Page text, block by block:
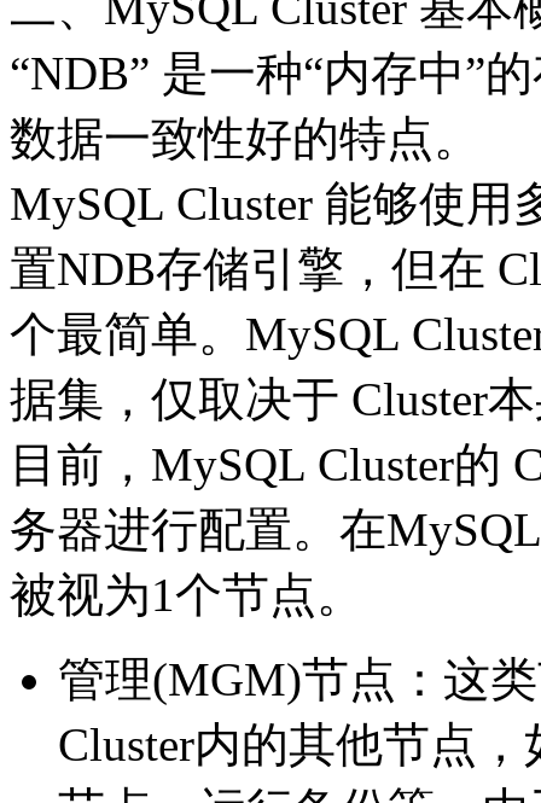
“NDB” 是一种“内存中”
数据一致性好的特点。
MySQL Cluster 能够使
置NDB存储引擎，但在
个最简单。MySQL
据集，仅取决于 Cluster
目前，MySQL Cluster的
务器进行配置。在
被视为1个节点。
管理(MGM)节点：这
Cluster内的其他节点